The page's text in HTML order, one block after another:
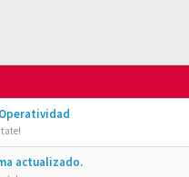
actualizado.